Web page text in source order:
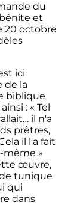
du
et
20 octobre
ici
de la
biblique
: « Tel
il n'a
prêtres,
il l'a fait
même »
œuvre,
tunique
qui
dans